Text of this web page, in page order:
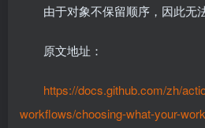
由于对象不保留顺序，因此无
原文地址：
https://docs.github.com/zh/
workflows/choosing-what-your-